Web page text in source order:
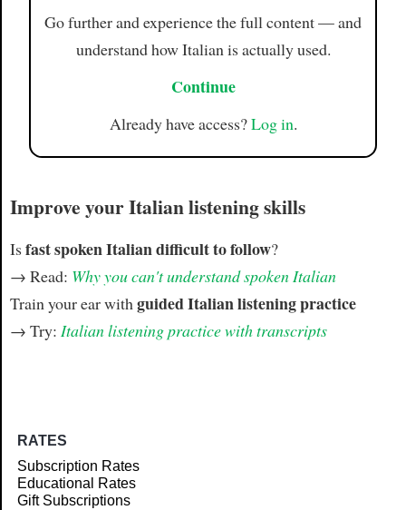
Go further and experience the full content — and
understand how Italian is actually used.
Continue
Already have access?Log in.
Improve your Italian listening skills
Isfast spoken Italian difficult to follow?
→ Read: Why you can't understand spoken Italian
Train your ear withguided Italian listening practice
→ Try: Italian listening practice with transcripts
RATES
Subscription Rates
Educational Rates
Gift Subscriptions